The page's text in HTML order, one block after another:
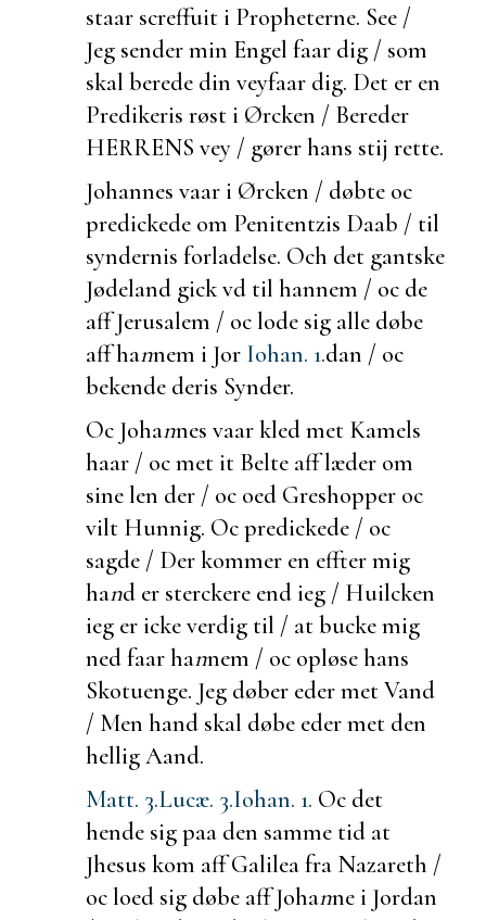
staar screffuit i Propheterne. See /
Jeg sender min Engel faar dig / som
skal berede din veyfaar dig. Det er en
Predikeris røst i Ørcken / Bereder
HERRENS vey / gører hans stij rette.
Johannes vaar i Ørcken / døbte oc
predickede om Penitentzis Daab / til
syndernis forladelse. Och det gantske
Jødeland gick vd til hannem / oc de
aff Jerusalem / oc lode sig alle døbe
aff hannem i Jor Iohan. 1.dan / oc
bekende deris Synder.
Oc Johannes vaar kled met Kamels
haar / oc met it Belte aff læder om
sine len der / oc oed Greshopper oc
vilt Hunnig. Oc predickede / oc
sagde / Der kommer en effter mig
hand er sterckere end ieg / Huilcken
ieg er icke verdig til / at bucke mig
ned faar hannem / oc opløse hans
Skotuenge. Jeg døber eder met Vand
/ Men hand skal døbe eder met den
hellig Aand.
Matt. 3.Lucæ. 3.Iohan. 1. Oc det
hende sig paa den samme tid at
Jhesus kom aff Galilea fra Nazareth /
oc loed sig døbe aff Johanne i Jordan